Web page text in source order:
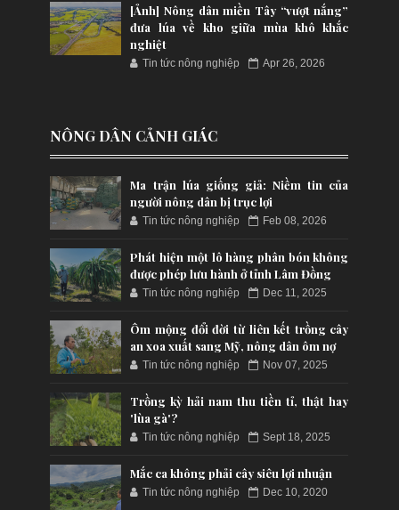
[Ảnh] Nông dân miền Tây “vượt nắng”
đưa lúa về kho giữa mùa khô khắc
nghiệt
Tin tức nông nghiệp Apr 26, 2026
NÔNG DÂN CẢNH GIÁC
Ma trận lúa giống giả: Niềm tin của
người nông dân bị trục lợi
Tin tức nông nghiệp Feb 08, 2026
Phát hiện một lô hàng phân bón không
được phép lưu hành ở tỉnh Lâm Đồng
Tin tức nông nghiệp Dec 11, 2025
Ôm mộng đổi đời từ liên kết trồng cây
an xoa xuất sang Mỹ, nông dân ôm nợ
Tin tức nông nghiệp Nov 07, 2025
Trồng kỳ hải nam thu tiền tỉ, thật hay
'lùa gà'?
Tin tức nông nghiệp Sept 18, 2025
Mắc ca không phải cây siêu lợi nhuận
Tin tức nông nghiệp Dec 10, 2020